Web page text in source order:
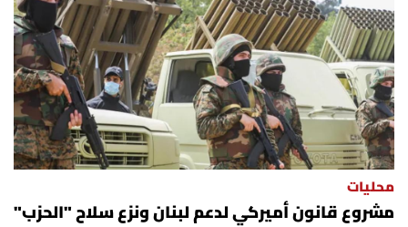
محليات
مشروع قانون أميركي لدعم لبنان ونزع سلاح "الحزب"